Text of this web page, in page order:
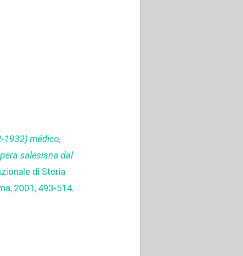
1932) médico,
salesiana dal
di Storia
2001, 493-514.